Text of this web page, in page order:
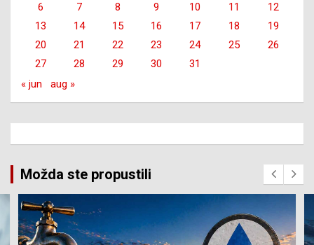
6
7 8 9 10 11
12
13
14 15 16 17 18
19
20
21 22 23 24 25
26
27
28 29 30
31
« jun
aug »
Možda ste propustili